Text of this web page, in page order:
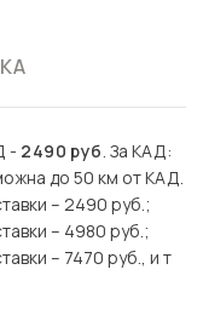
- 2490 руб. За КАД:
до 50 км от КАД.
– 2490 руб.;
– 4980 руб.;
– 7470 руб., и т